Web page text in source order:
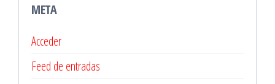
META
Acceder
Feed de entradas